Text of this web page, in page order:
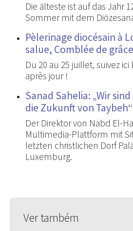
Die älteste ist auf das Jahr
Sommer mit dem
Pèlerinage diocésain à
salue, Comblée de
Du 20 au 25 juillet, suivez
après jour !
Sanad Sahelia: „Wir
die Zukunft von Taybeh“
Der Direktor von Nabd El-
Multimedia-Plattform mit
letzten christlichen Dorf
Luxemburg.
Ver também